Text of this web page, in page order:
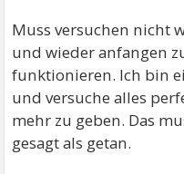
Muss versuchen nicht
und wieder anfangen
funktionieren. Ich bin
und versuche alles
mehr zu geben. Das
gesagt als getan.